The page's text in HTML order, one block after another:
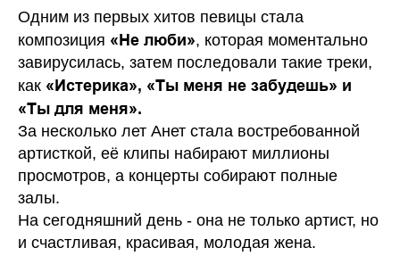
Одним из первых хитов певицы стала
композиция «Не люби», которая моментально
завирусилась, затем последовали такие треки,
как «Истерика», «Ты меня не забудешь» и
«Ты для меня».
За несколько лет Анет стала востребованной
артисткой, её клипы набирают миллионы
просмотров, а концерты собирают полные
залы.
На сегодняшний день - она не только артист, но
и счастливая, красивая, молодая жена.